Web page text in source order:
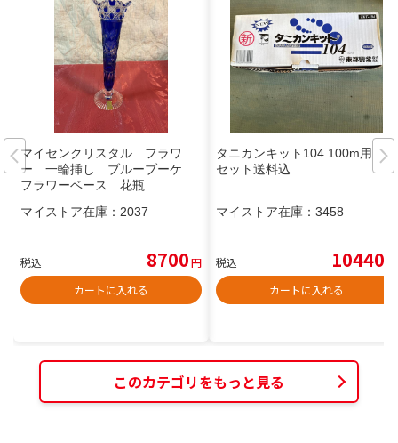
マイセンクリスタル フラワ
ー 一輪挿し ブルーブーケ
フラワーベース 花瓶
マイストア在庫： 2037
税込 8700円
カートに入れる
タニカンキット104 100m用 2
セット送料込
マイストア在庫： 3458
税込 10440
カートに入れる
このカテゴリをもっと見る